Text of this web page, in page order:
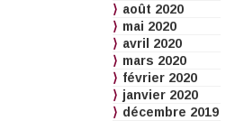
août 2020
mai 2020
avril 2020
mars 2020
février 2020
janvier 2020
décembre 2019